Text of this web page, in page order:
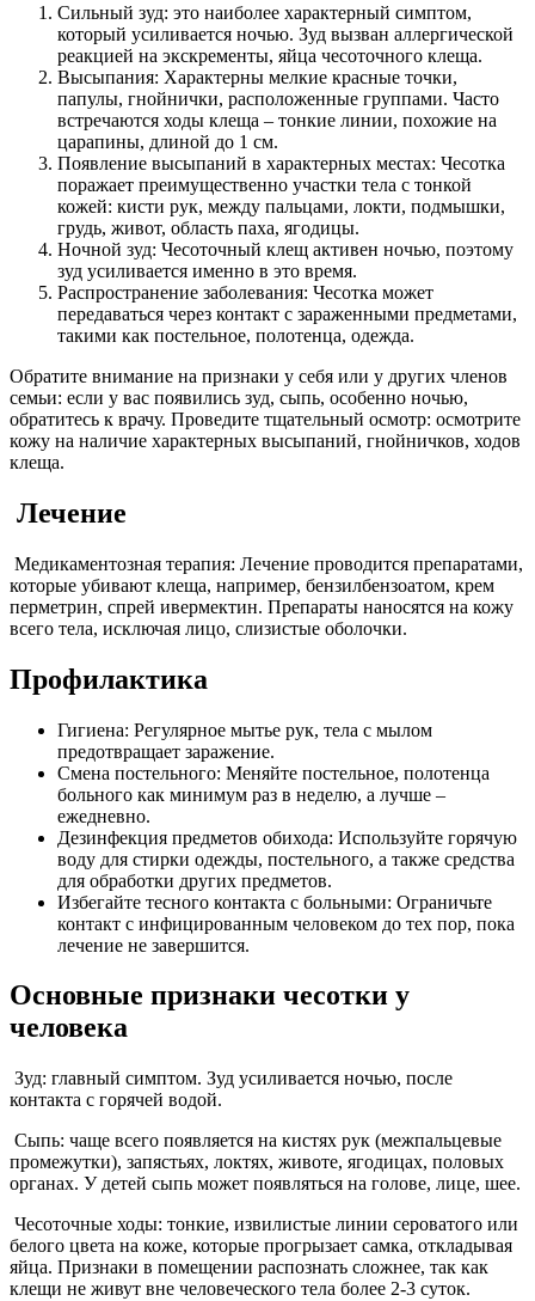
Сильный зуд: это наиболее характерный симптом,
который усиливается ночью. Зуд вызван аллергической
реакцией на экскременты, яйца чесоточного клеща.
Высыпания: Характерны мелкие красные точки,
папулы, гнойнички, расположенные группами. Часто
встречаются ходы клеща – тонкие линии, похожие на
царапины, длиной до 1 см.
Появление высыпаний в характерных местах: Чесотка
поражает преимущественно участки тела с тонкой
кожей: кисти рук, между пальцами, локти, подмышки,
грудь, живот, область паха, ягодицы.
Ночной зуд: Чесоточный клещ активен ночью, поэтому
зуд усиливается именно в это время.
Распространение заболевания: Чесотка может
передаваться через контакт с зараженными предметами,
такими как постельное, полотенца, одежда.
Обратите внимание на признаки у себя или у других членов
семьи: если у вас появились зуд, сыпь, особенно ночью,
обратитесь к врачу. Проведите тщательный осмотр: осмотрите
кожу на наличие характерных высыпаний, гнойничков, ходов
клеща.
Лечение
Медикаментозная терапия: Лечение проводится препаратами,
которые убивают клеща, например, бензилбензоатом, крем
перметрин, спрей ивермектин. Препараты наносятся на кожу
всего тела, исключая лицо, слизистые оболочки.
Профилактика
Гигиена: Регулярное мытье рук, тела с мылом
предотвращает заражение.
Смена постельного: Меняйте постельное, полотенца
больного как минимум раз в неделю, а лучше –
ежедневно.
Дезинфекция предметов обихода: Используйте горячую
воду для стирки одежды, постельного, а также средства
для обработки других предметов.
Избегайте тесного контакта с больными: Ограничьте
контакт с инфицированным человеком до тех пор, пока
лечение не завершится.
Основные признаки чесотки у
человека
Зуд: главный симптом. Зуд усиливается ночью, после
контакта с горячей водой.
Сыпь: чаще всего появляется на кистях рук (межпальцевые
промежутки), запястьях, локтях, животе, ягодицах, половых
органах. У детей сыпь может появляться на голове, лице, шее.
Чесоточные ходы: тонкие, извилистые линии сероватого или
белого цвета на коже, которые прогрызает самка, откладывая
яйца. Признаки в помещении распознать сложнее, так как
клещи не живут вне человеческого тела более 2-3 суток.